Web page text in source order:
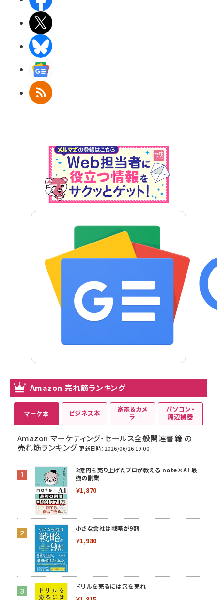
RSS
Amazon 売れ筋ランキング
マーケ本
Amazon マーケティング・セールス全般関連書籍 の
売れ筋ランキング 更新日時：2026/06/26 19:00
2億円を売り上げたプロが教える note×AI 最
強の副業
￥1,870
小さな会社は戦略が9割
￥1,980
ドリルを売るには穴を売れ
ビジネス本 家電＆カメ
ラ
パソコン・
周辺機器